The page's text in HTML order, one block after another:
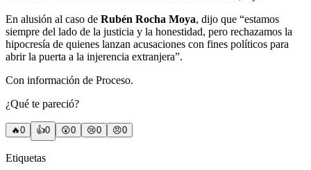
En alusión al caso de Rubén Rocha Moya, dijo que “estamos
siempre del lado de la justicia y la honestidad, pero rechazamos la
hipocresía de quienes lanzan acusaciones con fines políticos para
abrir la puerta a la injerencia extranjera”.
Con información de Proceso.
¿Qué te pareció?
🔥0 👍0 😲0 😢0 😠0
Etiquetas